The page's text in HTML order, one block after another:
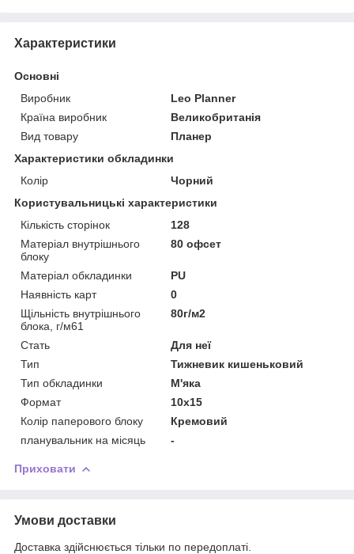
Характеристики
Основні
Виробник
Leo Planner
Країна виробник
Великобританія
Вид товару
Планер
Характеристики обкладинки
Колір
Чорний
Користувальницькі характеристики
Кількість сторінок
128
Матеріал внутрішнього
блоку
80 офсет
Матеріал обкладинки
PU
Наявність карт
0
Щільність внутрішнього
блока, г/м61
80г/м2
Стать
Для неї
Тип
Тижневик кишеньковий
Тип обкладинки
М'яка
Формат
10x15
Колір паперового блоку
Кремовий
планувальник на місяць
-
Приховати
Умови доставки
Доставка здійснюється тільки по передоплаті.